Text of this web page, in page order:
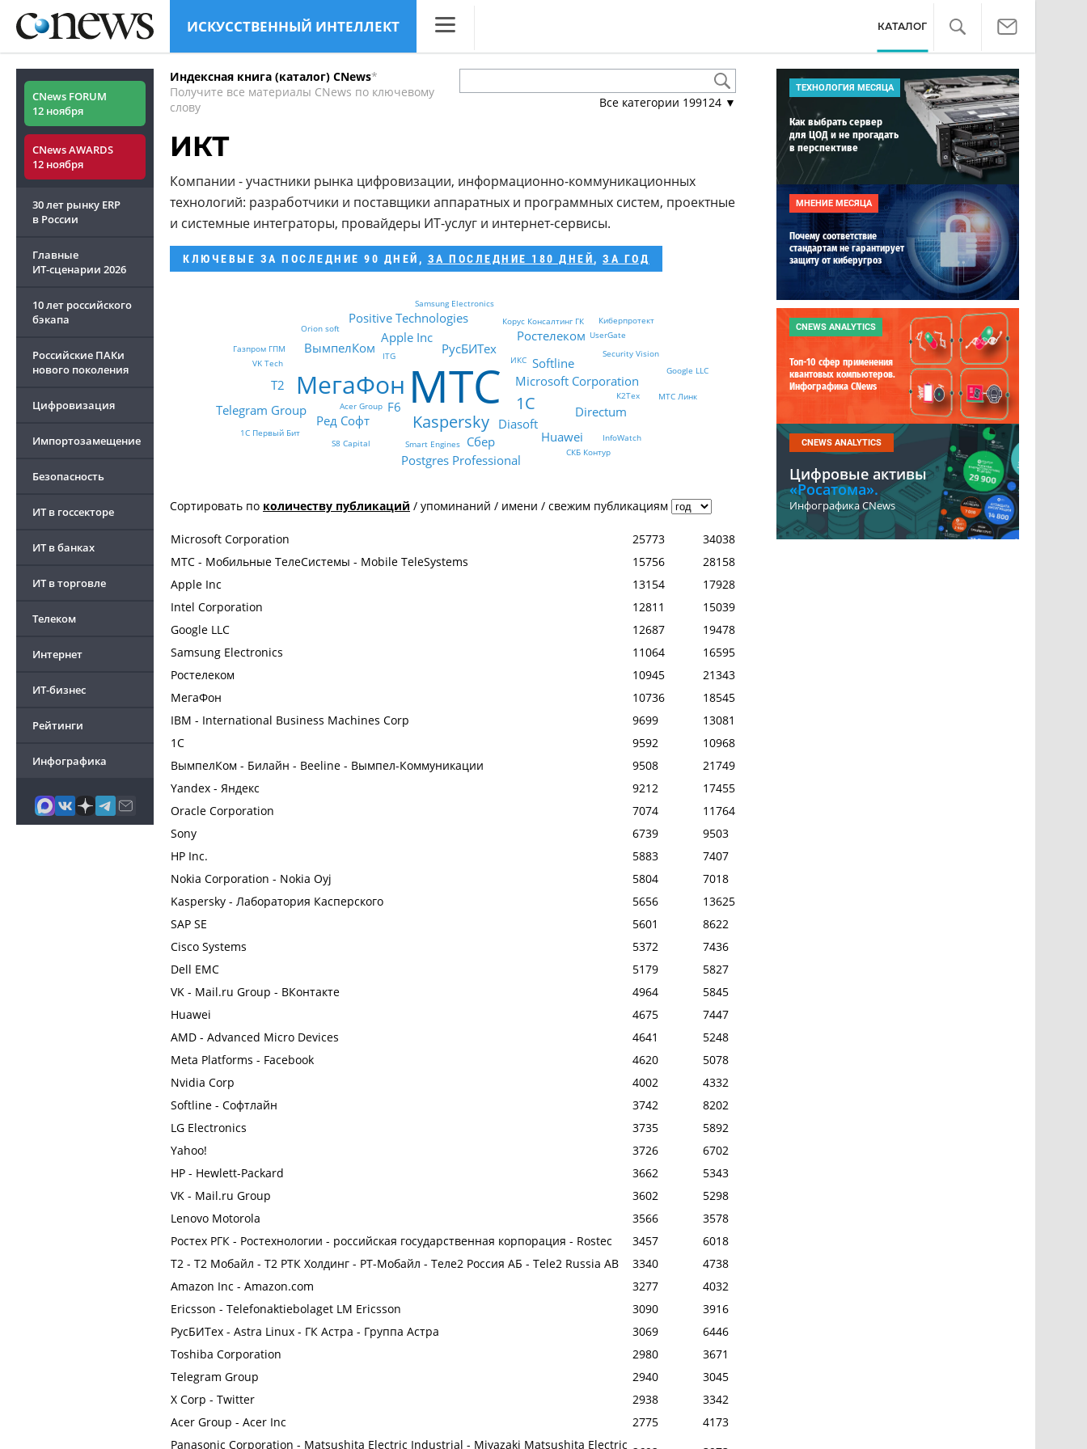
ИСКУССТВЕННЫЙ ИНТЕЛЛЕКТ
Аналитика
Техника
ТВ
КАТАЛОГ
CNews FORUM
12 ноября
CNews AWARDS
12 ноября
30 лет рынку ERP
в России
Главные
ИТ-сценарии 2026
10 лет российского
бэкапа
Российские ПАКи
нового поколения
Цифровизация
Импортозамещение
Безопасность
ИТ в госсекторе
ИТ в банках
ИТ в торговле
Телеком
Интернет
ИТ-бизнес
Рейтинги
Инфографика
Индексная книга (каталог) CNews*
Получите все материалы CNews по ключевому
слову
Все категории 199124 ▼
ИКТ
Компании - участники рынка цифровизации, информационно-коммуникационных
технологий: разработчики и поставщики аппаратных и программных систем, проектные
и системные интеграторы, провайдеры ИТ-услуг и интернет-сервисы.
КЛЮЧЕВЫЕ ЗА ПОСЛЕДНИЕ 90 ДНЕЙ , ЗА ПОСЛЕДНИЕ 180 ДНЕЙ, ЗА ГОД
МТС
МегаФон
1С
Kaspersky
РусБИТех
Softline
Microsoft Corporation
ВымпелКом
F6
Apple Inc Ростелеком
Positive Technologies
Сбер
Ред Софт Diasoft
Directum
Т2
Telegram Group
Huawei
Postgres Professional
ИКС
VK Tech
S8 Capital
Samsung Electronics
Корус Консалтинг ГК
UserGate
Orion soft
Security Vision
СКБ Контур
Google LLC
Газпром ГПМ
МТС Линк
1С Первый Бит
К2Тех
Киберпротект
ITG
Acer Group
Smart Engines
InfoWatch
Сортировать по количеству публикаций / упоминаний / имени / свежим публикациям
Microsoft Corporation 25773
34038
МТС - Мобильные ТелеСистемы - Mobile TeleSystems
15756
28158
Apple Inc
13154
17928
Intel Corporation
12811
15039
Google LLC
12687
19478
Samsung Electronics
11064
16595
Ростелеком
10945
21343
МегаФон
10736
18545
IBM - International Business Machines Corp
9699
13081
1С
9592
10968
ВымпелКом - Билайн - Beeline - Вымпел-Коммуникации
9508
21749
Yandex - Яндекс
9212
17455
Oracle Corporation
7074
11764
Sony
6739
9503
HP Inc.
5883
7407
Nokia Corporation - Nokia Oyj
5804
7018
Kaspersky - Лаборатория Касперского
5656
13625
SAP SE
5601
8622
Cisco Systems
5372
7436
Dell EMC
5179
5827
VK - Mail.ru Group - ВКонтакте
4964
5845
Huawei
4675
7447
AMD - Advanced Micro Devices
4641
5248
Meta Platforms - Facebook
4620
5078
Nvidia Corp
4002
4332
Softline - Софтлайн
3742
8202
LG Electronics
3735
5892
Yahoo!
3726
6702
HP - Hewlett-Packard
3662
5343
VK - Mail.ru Group
3602
5298
Lenovo Motorola
3566
3578
Ростех РГК - Ростехнологии - российская государственная корпорация - Rostec
3457
6018
Т2 - Т2 Мобайл - Т2 РТК Холдинг - РТ-Мобайл - Теле2 Россия АБ - Tele2 Russia AB
3340
4738
Amazon Inc - Amazon.com
3277
4032
Ericsson - Telefonaktiebolaget LM Ericsson
3090
3916
РусБИТех - Astra Linux - ГК Астра - Группа Астра
3069
6446
Toshiba Corporation
2980
3671
Telegram Group
2940
3045
X Corp - Twitter
2938
3342
Acer Group - Acer Inc
2775
4173
Panasonic Corporation - Matsushita Electric Industrial - Miyazaki Matsushita Electric
ТЕХНОЛОГИЯ МЕСЯЦА
Как выбрать сервер
для ЦОД и не прогадать
в перспективе
МНЕНИЕ МЕСЯЦА
Почему соответствие
стандартам не гарантирует
защиту от киберугроз
CNEWS ANALYTICS
Топ-10 сфер применения
квантовых компьютеров.
Инфографика CNews
CNEWS ANALYTICS
Цифровые активы
«Росатома».
Инфографика CNews